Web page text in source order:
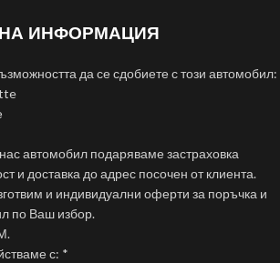
ИНФОРМАЦИЯ
да се сдобиете с този автомобил:
автомобил подаряваме застраховка
и доставка до адрес посочен от клиента.
и индивидуални оферти за поръчка и
по Ваш избор.
с: *